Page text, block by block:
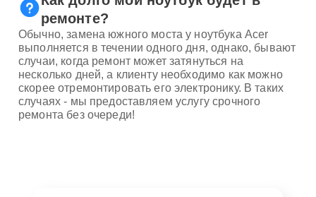
ремонте?
Обычно, замена южного моста у ноутбука Acer
выполняется в течении одного дня, однако, бывают
случаи, когда ремонт может затянуться на
несколько дней, а клиенту необходимо как можно
скорее отремонтировать его электронику. В таких
случаях - мы предоставляем услугу срочного
ремонта без очереди!